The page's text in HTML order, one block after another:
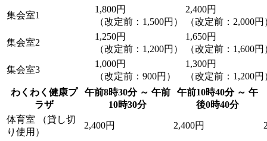
集会室1
1,800円
（改定前：1,500円）
2,400円
（改定前：2,000円
集会室2
1,250円
（改定前：1,200円）
1,650円
（改定前：1,600円
集会室3
1,000円
（改定前：900円）
1,300円
（改定前：1,200円
わくわく健康プ
ラザ
午前8時30分 ～ 午前
10時30分
午前10時40分 ～ 午
後0時40分
体育室 （貸し切
り使用）
2,400円 2,400円